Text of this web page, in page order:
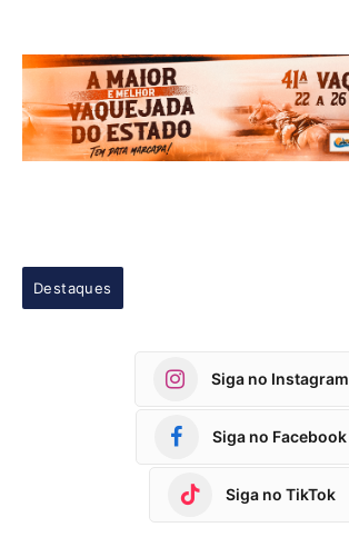
Destaques
Siga no Instagram
Siga no Facebook
Siga no TikTok